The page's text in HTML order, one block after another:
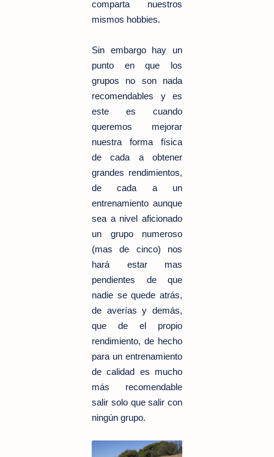
comparta nuestros
mismos hobbies.
Sin embargo hay un
punto en que los
grupos no son nada
recomendables y es
este es cuando
queremos mejorar
nuestra forma física
de cada a obtener
grandes rendimientos,
de cada a un
entrenamiento aunque
sea a nivel aficionado
un grupo numeroso
(mas de cinco) nos
hará estar mas
pendientes de que
nadie se quede atrás,
de averías y demás,
que de el propio
rendimiento, de hecho
para un entrenamiento
de calidad es mucho
más recomendable
salir solo que salir con
ningún grupo.